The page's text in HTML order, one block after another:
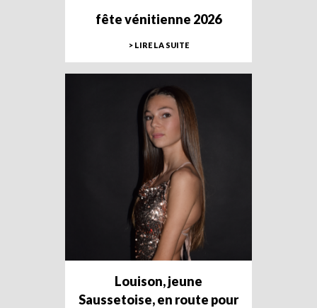
fête vénitienne 2026
> LIRE LA SUITE
Louison, jeune
Saussetoise, en route pour